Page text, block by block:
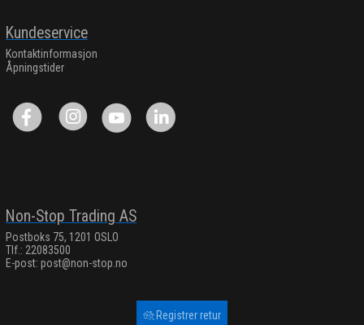
Kundeservice
Kontaktinformasjon
Åpningstider
Non-Stop Trading AS
Postboks 75, 1201 OSLO
Tlf.: 22083500
E-post: post@non-stop.no
Registrer retur